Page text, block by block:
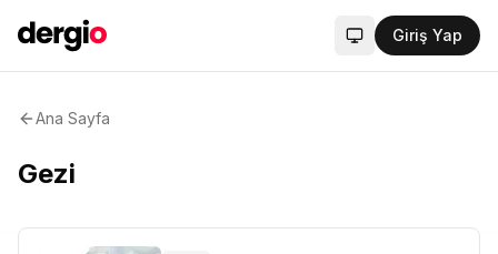
Sistem modu aktif
Giriş Yap
Ana Sayfa
Gezi